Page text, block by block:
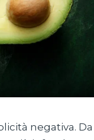
negativa.